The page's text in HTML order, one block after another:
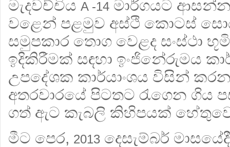
මැදවච්චිය A -14 මාර්ගයට
වළෙන් පළමුව අස්ථි කොටස්
සමුපකාර තොග වෙළද සංස්ථා
ඉදිකිරීමක් සඳහා ඉංජිනේරුමය
උපදේශක කාර්යාංශය විසින්
අතරවාරයේ පිටතට රැගෙන ගිය
ගත් ඇට කැබලි කිහිපයක්
මීට පෙර, 2013 දෙසැම්බර්